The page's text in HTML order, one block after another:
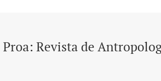
do ideal, techne e poiesis
Proa: Revista de